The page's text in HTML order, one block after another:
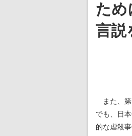
ため
言説
また、第
でも、日
的な虐殺